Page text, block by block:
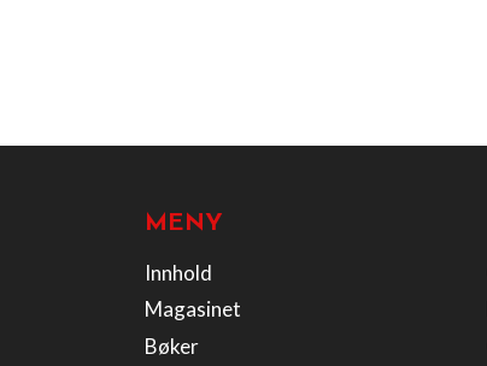
MENY
Innhold
Magasinet
Bøker